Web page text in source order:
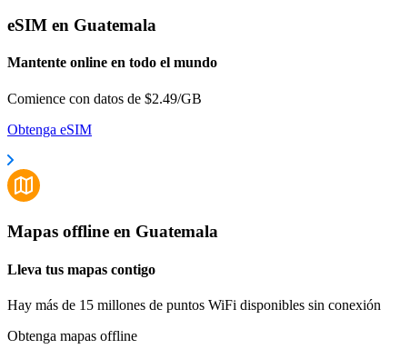
eSIM en Guatemala
Mantente online en todo el mundo
Comience con datos de $2.49/GB
Obtenga eSIM
Mapas offline en Guatemala
Lleva tus mapas contigo
Hay más de 15 millones de puntos WiFi disponibles sin conexión
Obtenga mapas offline